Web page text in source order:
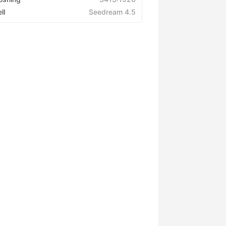
Seedream 4.5